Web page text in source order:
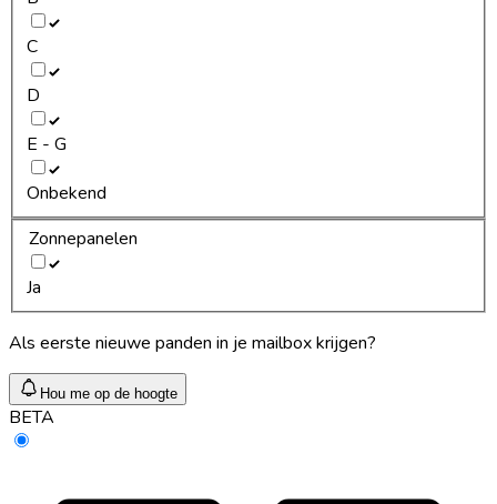
C
D
E - G
Onbekend
Zonnepanelen
Ja
Als eerste nieuwe panden in je mailbox krijgen?
Hou me op de hoogte
BETA